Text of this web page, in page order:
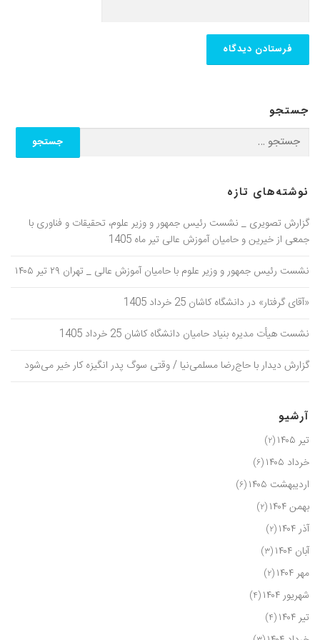
جستجو
نوشته‌های تازه
گزارش تصویری _ نشست رئیس جمهور و وزیر علوم، تحقیقات و فناوری با
جمعی از خیرین و حامیان آموزش عالی تیر ماه 1405
نشست رئیس جمهور و وزیر علوم با حامیان آموزش عالی _ تهران ۲۹ تیر ۱۴۰۵
«آقای گرفتار» در دانشگاه کاشان 25 خرداد 1405
نشست هیأت مدیره بنیاد حامیان دانشگاه کاشان 25 خرداد 1405
گزارش دیدار با حاج‌رضا مسلمی‌نیا / وقتی سوگ پدر انگیزه کار خیر می‌شود
آرشیو
تیر ۱۴۰۵ (۲)
خرداد ۱۴۰۵ (۶)
اردیبهشت ۱۴۰۵ (۶)
بهمن ۱۴۰۴ (۲)
آذر ۱۴۰۴ (۲)
آبان ۱۴۰۴ (۳)
مهر ۱۴۰۴ (۲)
شهریور ۱۴۰۴ (۴)
تیر ۱۴۰۴ (۴)